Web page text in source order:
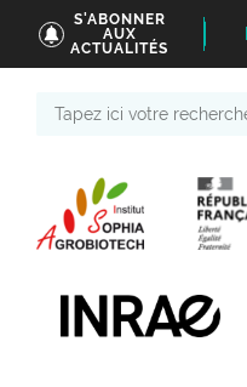
S'ABONNER
AUX
ACTUALITÉS